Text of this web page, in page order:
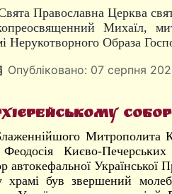
Православна Церква
Михаїл,
Нерукотворного Образа
Опубліковано: 07 серпня
Митрополита
Києво-
автокефальної Української
храмі був звершений